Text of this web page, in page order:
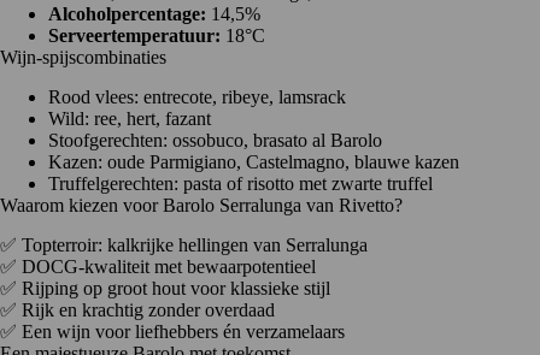
Alcoholpercentage: 14,5%
Serveertemperatuur: 18°C
Wijn-spijscombinaties
Rood vlees: entrecote, ribeye, lamsrack
Wild: ree, hert, fazant
Stoofgerechten: ossobuco, brasato al Barolo
Kazen: oude Parmigiano, Castelmagno, blauwe kazen
Truffelgerechten: pasta of risotto met zwarte truffel
Waarom kiezen voor Barolo Serralunga van Rivetto?
✅ Topterroir: kalkrijke hellingen van Serralunga
✅ DOCG-kwaliteit met bewaarpotentieel
✅ Rijping op groot hout voor klassieke stijl
✅ Rijk en krachtig zonder overdaad
✅ Een wijn voor liefhebbers én verzamelaars